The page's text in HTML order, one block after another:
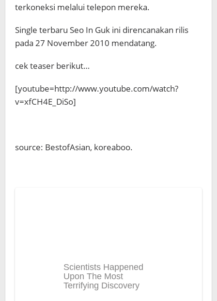
terkoneksi melalui telepon mereka.
Single terbaru Seo In Guk ini direncanakan rilis
pada 27 November 2010 mendatang.
cek teaser berikut…
[youtube=http://www.youtube.com/watch?
v=xfCH4E_DiSo]
source: BestofAsian, koreaboo.